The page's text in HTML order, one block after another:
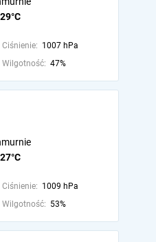
29°C
Ciśnienie: 1007 hPa
Wilgotność: 47%
27°C
Ciśnienie: 1009 hPa
Wilgotność: 53%